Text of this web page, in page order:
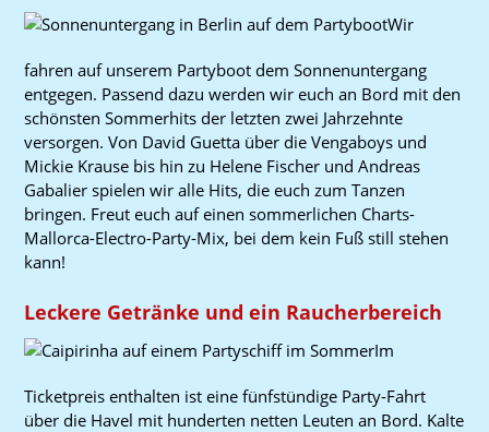
Wir
fahren auf unserem Partyboot dem Sonnenuntergang
entgegen. Passend dazu werden wir euch an Bord mit den
schönsten Sommerhits der letzten zwei Jahrzehnte
versorgen. Von David Guetta über die Vengaboys und
Mickie Krause bis hin zu Helene Fischer und Andreas
Gabalier spielen wir alle Hits, die euch zum Tanzen
bringen. Freut euch auf einen sommerlichen Charts-
Mallorca-Electro-Party-Mix, bei dem kein Fuß still stehen
kann!
Leckere Getränke und ein Raucherbereich
Im
Ticketpreis enthalten ist eine fünfstündige Party-Fahrt
über die Havel mit hunderten netten Leuten an Bord. Kalte